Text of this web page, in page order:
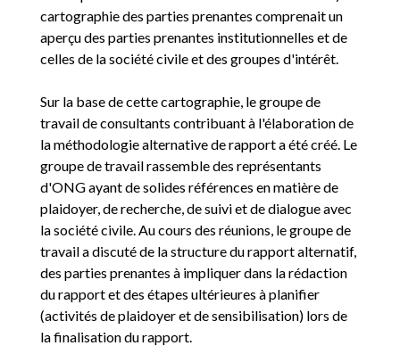
cartographie des parties prenantes comprenait un
aperçu des parties prenantes institutionnelles et de
celles de la société civile et des groupes d'intérêt.
Sur la base de cette cartographie, le groupe de
travail de consultants contribuant à l'élaboration de
la méthodologie alternative de rapport a été créé. Le
groupe de travail rassemble des représentants
d'ONG ayant de solides références en matière de
plaidoyer, de recherche, de suivi et de dialogue avec
la société civile. Au cours des réunions, le groupe de
travail a discuté de la structure du rapport alternatif,
des parties prenantes à impliquer dans la rédaction
du rapport et des étapes ultérieures à planifier
(activités de plaidoyer et de sensibilisation) lors de
la finalisation du rapport.